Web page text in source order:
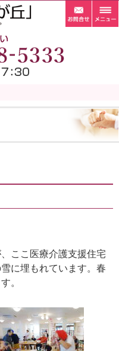
住宅・サ高住なら当施設へ。
け住宅・サ高住なら自家菜園がある「
ここ医療介護支援住宅
に埋もれています。春
。
お